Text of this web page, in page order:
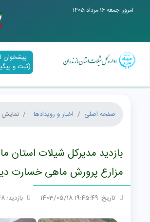
امروز: جمعه 16 مرداد 1405
پیشخوان
(ثبت و
صفحه اصلی اخبار و رویدادها نمایش
بازدید مدیرکل شیلات استان
مزارع پرورش ماهی خسارت
تاریخ: 19:45:49 1403/05/18 بازدید: 448